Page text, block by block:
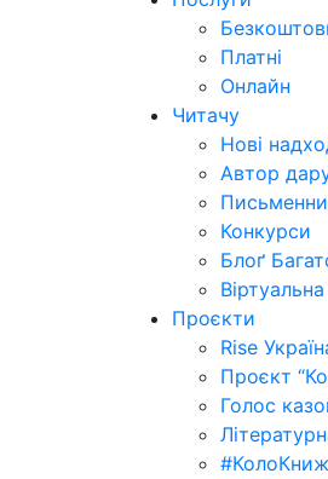
Платні
Онлайн
Читачу
Нові
Автор
Конкурси
Блоґ
Проєкти
Rise
Проєкт
Голос